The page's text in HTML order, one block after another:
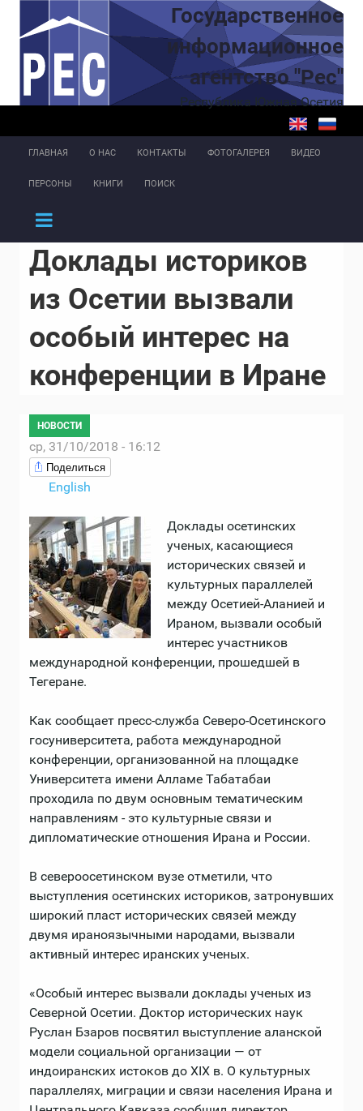
Перейти к основному содержаниюГосударственное
информационное
агентство "Рес"
Республика Южная Осетия
ГЛАВНАЯ О НАС КОНТАКТЫ ФОТОГАЛЕРЕЯ ВИДЕО
ПЕРСОНЫ КНИГИ ПОИСК
Доклады историков
из Осетии вызвали
особый интерес на
конференции в Иране
НОВОСТИ
ср, 31/10/2018 - 16:12
Поделиться
English
Доклады осетинских
ученых, касающиеся
исторических связей и
культурных параллелей
между Осетией-Аланией и
Ираном, вызвали особый
интерес участников
международной конференции, прошедшей в
Тегеране.
Как сообщает пресс-служба Северо-Осетинского
госуниверситета, работа международной
конференции, организованной на площадке
Университета имени Алламе Табатабаи
проходила по двум основным тематическим
направлениям - это культурные связи и
дипломатические отношения Ирана и России.
В североосетинском вузе отметили, что
выступления осетинских историков, затронувших
широкий пласт исторических связей между
двумя ираноязычными народами, вызвали
активный интерес иранских ученых.
«Особый интерес вызвали доклады ученых из
Северной Осетии. Доктор исторических наук
Руслан Бзаров посвятил выступление аланской
модели социальной организации — от
индоиранских истоков до XIX в. О культурных
параллелях, миграции и связи населения Ирана и